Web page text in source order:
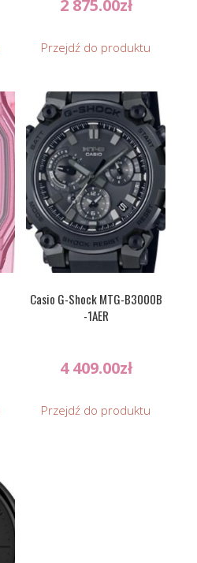
2 875.00zł
Przejdź do produktu
Casio G-Shock MTG-B3000B
-1AER
4 409.00zł
Przejdź do produktu